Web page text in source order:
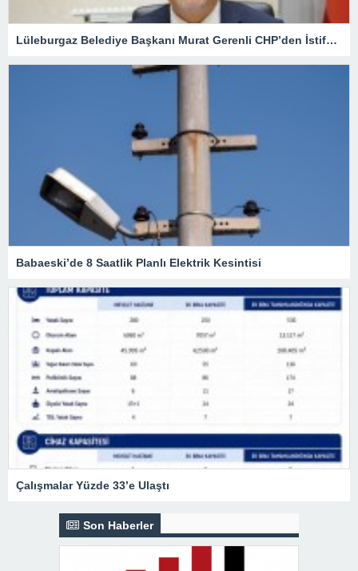
Lüleburgaz Belediye Başkanı Murat Gerenli CHP’den İstifa Etti
Babaeski’de 8 Saatlik Planlı Elektrik Kesintisi
Çalışmalar Yüzde 33’e Ulaştı
Son Haberler